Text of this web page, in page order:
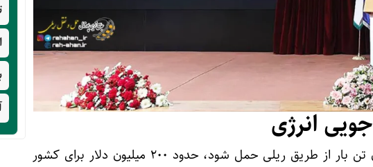
انرژی
این یعنی در صورتی که ۱۰ میلیون تن بار از طریق ریلی حمل شود، حدود ۲۰۰ میلیون دلار برای کشور